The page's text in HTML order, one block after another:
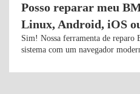
Posso reparar meu
Linux, Android, iOS
Sim! Nossa ferramenta de reparo
sistema com um navegador